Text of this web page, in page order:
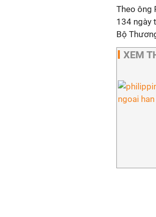
Theo ông
134 ngày
Bộ
XEM